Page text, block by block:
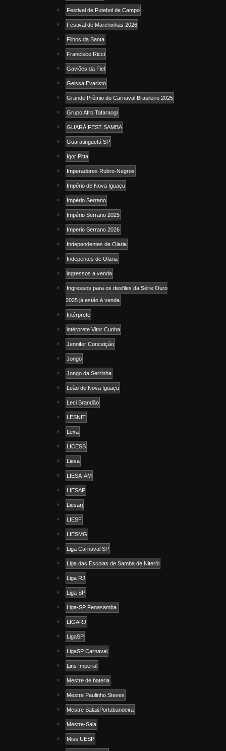
Festival de Futebol de Campo
Festival de Marchinhas 2026
Filhos da Santa
Francisco Ricci
Gaviões da Fiel
Geissa Evaristo
Grande Prêmio do Carnaval Brasileiro 2025
Grupo Afro Tafaraogi
GUARÁ FEST SAMBA
Guaratinguetá SP
Igor Pitta
Imperadores Rubro-Negros
Império de Nova Iguaçu
Império Serrano
Império Serrano 2025
Imperio Serrano 2026
Independentes de Olaria
Indepentes de Olaria
ingressos a venda
Ingressos para os desfiles da Série Ouro
2025 já estão à venda
Intérprete
intérprete Vitor Cunha
Jennifer Conceição
Jongo
Jongo da Serrinha
Leão de Nova Iguaçu
Leci Brandão
LESNIT
Lexa
LICESS
Liesa
LIESA-AM
LIESAP
Liesarj
LIESF
LIESMG
Liga Carnaval SP
Liga das Escolas de Samba de Niterói
Liga RJ
Liga SP
Liga-SP Fenasamba.
LIGARJ
LigaSP
LigaSP Carnaval
Lins Imperial
Mestre de bateria
Mestre Paulinho Steves
Mestre Sala&Portabandeira
Mestre-Sala
Miss UESP